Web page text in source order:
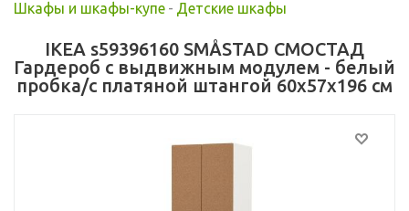
Шкафы и шкафы-купе - Детские шкафы
IKEA s59396160 SMÅSTAD СМОСТАД
Гардероб с выдвижным модулем - белый
пробка/с платяной штангой 60x57x196 см